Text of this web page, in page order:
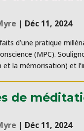
| Déc 11, 2024
d’une pratique
(MPC).
la mémorisation) et
de
| Déc 11, 2024